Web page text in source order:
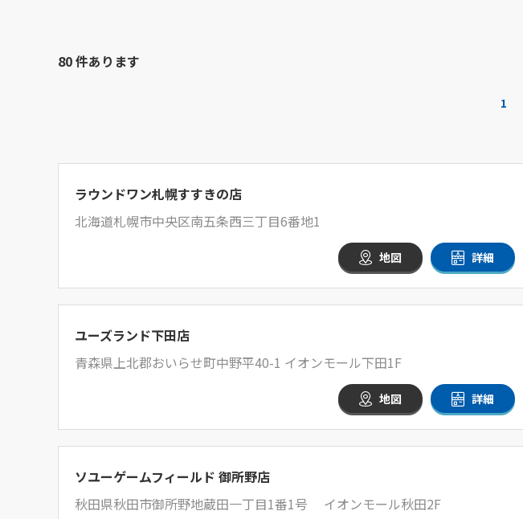
80 件あります
1
ラウンドワン札幌すすきの店
北海道札幌市中央区南五条西三丁目6番地1
地図 詳細
ユーズランド下田店
青森県上北郡おいらせ町中野平40-1 イオンモール下田1F
地図 詳細
ソユーゲームフィールド 御所野店
秋田県秋田市御所野地蔵田一丁目1番1号 イオンモール秋田2F